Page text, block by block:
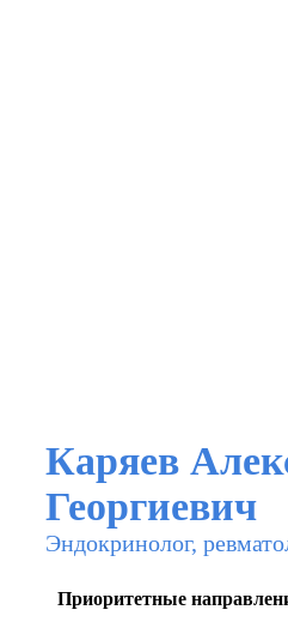
Каряев
Георгиевич
Эндокринолог,
Приоритетные